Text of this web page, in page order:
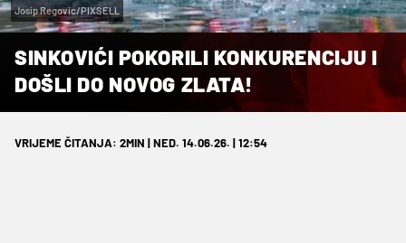
Josip Regovic/PIXSELL
SINKOVIĆI POKORILI KONKURENCIJU I
DOŠLI DO NOVOG ZLATA!
VRIJEME ČITANJA: 2MIN | NED. 14.06.26. | 12:54